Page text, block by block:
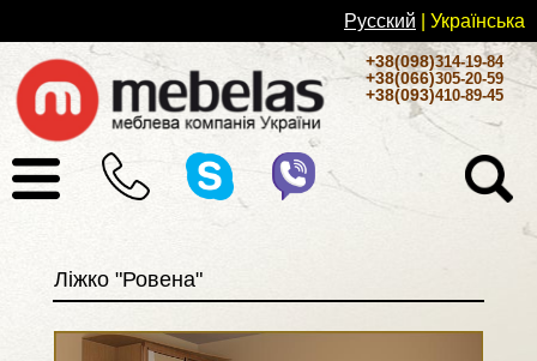
Русский | Українськa
+38(098)314-19-84
+38(066)305-20-59
+38(093)410-89-45
Ліжко "Ровена"